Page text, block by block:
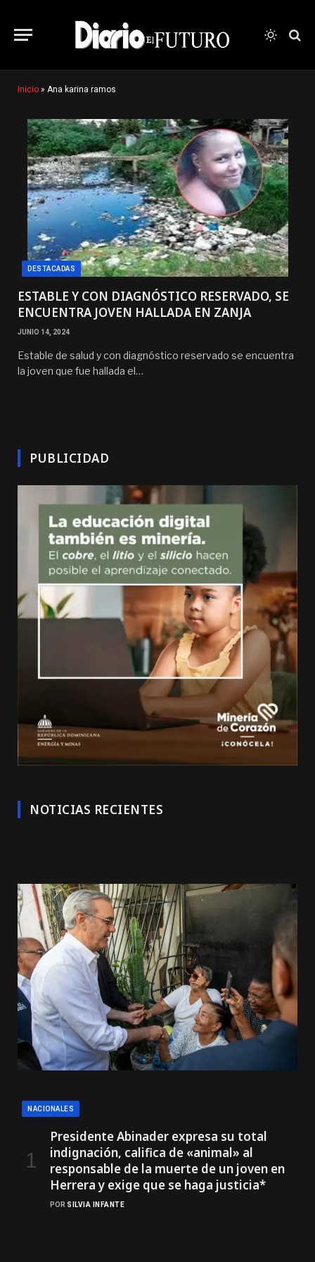
Inicio » Ana karina ramos
DESTACADAS
ESTABLE Y CON DIAGNÓSTICO RESERVADO, SE
ENCUENTRA JOVEN HALLADA EN ZANJA
JUNIO 14, 2024
Estable de salud y con diagnóstico reservado se encuentra
la joven que fue hallada el…
PUBLICIDAD
NOTICIAS RECIENTES
NACIONALES
Presidente Abinader expresa su total
indignación, califica de «animal» al
responsable de la muerte de un joven en
Herrera y exige que se haga justicia*
POR SILVIA INFANTE